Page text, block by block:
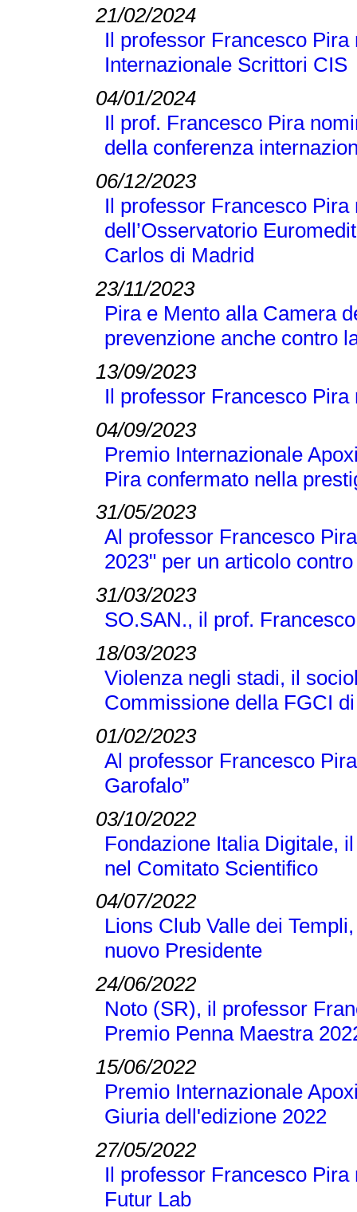
21/02/2024
Il professor Francesco
Internazionale Scrittori CIS
04/01/2024
Il prof. Francesco Pira
della conferenza
06/12/2023
Il professor Francesco
dell’Osservatorio
Carlos di Madrid
23/11/2023
Pira e Mento alla Camera
prevenzione anche contro
13/09/2023
Il professor Francesco
04/09/2023
Premio Internazionale
Pira confermato nella
31/05/2023
Al professor Francesco
2023" per un articolo
31/03/2023
SO.SAN., il prof.
18/03/2023
Violenza negli stadi, il
Commissione della FGCI
01/02/2023
Al professor Francesco
Garofalo”
03/10/2022
Fondazione Italia Digitale,
nel Comitato Scientifico
04/07/2022
Lions Club Valle dei
nuovo Presidente
24/06/2022
Noto (SR), il professor
Premio Penna Maestra
15/06/2022
Premio Internazionale
Giuria dell'edizione 2022
27/05/2022
Il professor Francesco
Futur Lab